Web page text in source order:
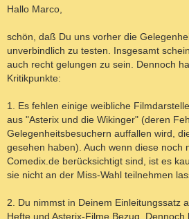
a
g
Hallo Marco,
schön, daß Du uns vorher die
unverbindlich zu testen. Insgesamt
auch recht gelungen zu sein. Dennoch
Kritikpunkte:
1. Es fehlen einige weibliche
aus "Asterix und die Wikinger" (deren
Gelegenheitsbesuchern auffallen wird,
gesehen haben). Auch wenn diese noch
Comedix.de berücksichtigt sind, ist es
sie nicht an der Miss-Wahl teilnehmen
2. Du nimmst in Deinem Einleitungssatz
Hefte und Asterix-Filme Bezug.